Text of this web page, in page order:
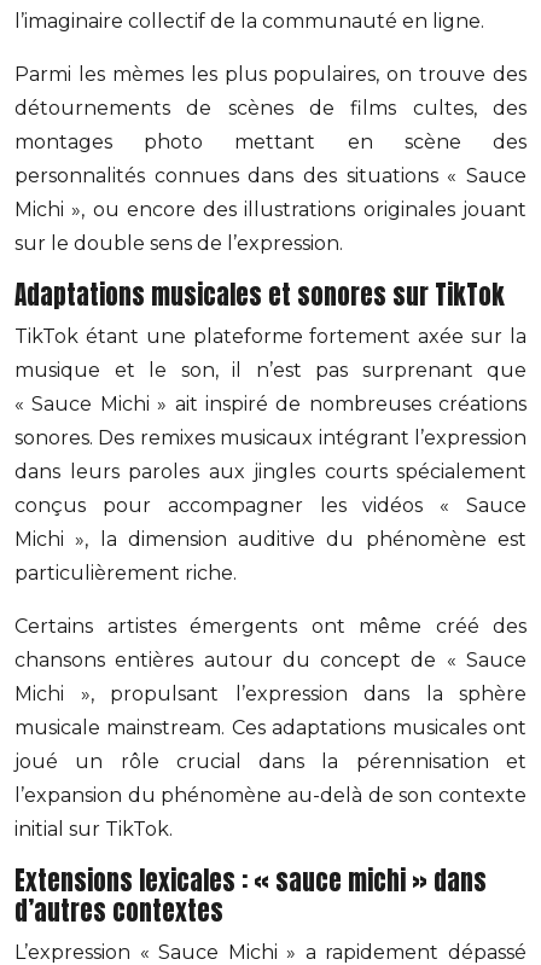
l’imaginaire collectif de la communauté en ligne.
Parmi les mèmes les plus populaires, on trouve des
détournements de scènes de films cultes, des
montages photo mettant en scène des
personnalités connues dans des situations « Sauce
Michi », ou encore des illustrations originales jouant
sur le double sens de l’expression.
Adaptations musicales et sonores sur TikTok
TikTok étant une plateforme fortement axée sur la
musique et le son, il n’est pas surprenant que
« Sauce Michi » ait inspiré de nombreuses créations
sonores. Des remixes musicaux intégrant l’expression
dans leurs paroles aux jingles courts spécialement
conçus pour accompagner les vidéos « Sauce
Michi », la dimension auditive du phénomène est
particulièrement riche.
Certains artistes émergents ont même créé des
chansons entières autour du concept de « Sauce
Michi », propulsant l’expression dans la sphère
musicale mainstream. Ces adaptations musicales ont
joué un rôle crucial dans la pérennisation et
l’expansion du phénomène au-delà de son contexte
initial sur TikTok.
Extensions lexicales : « sauce michi » dans
d’autres contextes
L’expression « Sauce Michi » a rapidement dépassé